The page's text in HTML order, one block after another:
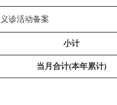
义诊活动备案
小计
当月合计(本年累计)